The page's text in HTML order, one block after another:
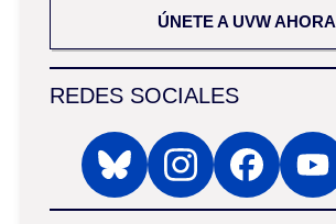
ÚNETE A UVW AHORA
REDES SOCIALES